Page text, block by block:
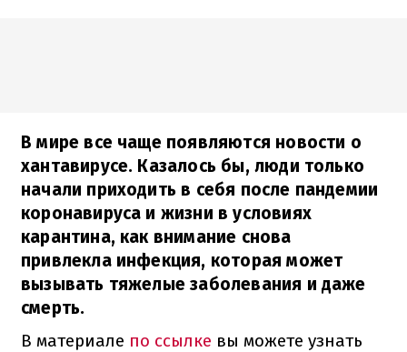
В мире все чаще появляются новости о
хантавирусе. Казалось бы, люди только
начали приходить в себя после пандемии
коронавируса и жизни в условиях
карантина, как внимание снова
привлекла инфекция, которая может
вызывать тяжелые заболевания и даже
смерть.
В материале по ссылке вы можете узнать